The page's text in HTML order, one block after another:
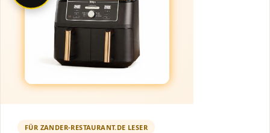
FÜR ZANDER-RESTAURANT.DE LESER